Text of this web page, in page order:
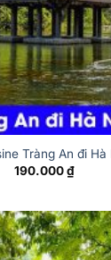
Tràng An đi Hà
190.000₫